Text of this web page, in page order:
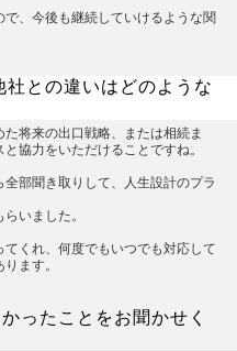
、今後も継続していけるような関
との違いはどのような
将来の出口戦略、または相続ま
協力をいただけることですね。
部聞き取りして、人生設計のプラ
いました。
くれ、何度でもいつでも対応して
ます。
ったことをお聞かせく